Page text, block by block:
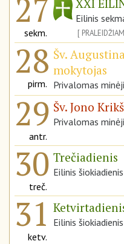
27
sekm.
XXI
Eilinis
28
pirm.
Šv.
mokytojas
Privalomas
29
antr.
Šv. Jono
Privalomas
30
treč.
Trečiadienis
Eilinis
31
ketv.
Eilinis